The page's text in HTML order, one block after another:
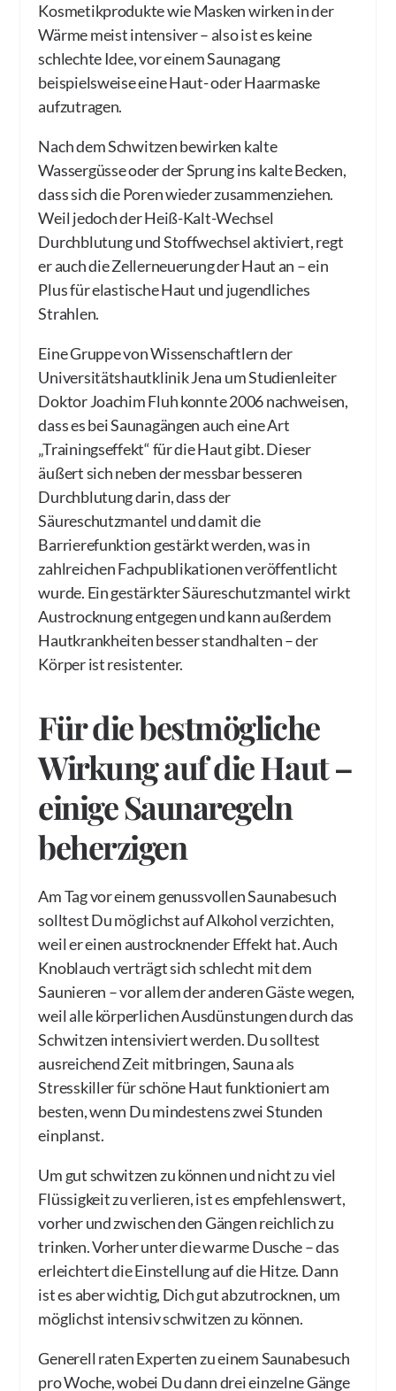
Kosmetikprodukte wie Masken wirken in der
Wärme meist intensiver – also ist es keine
schlechte Idee, vor einem Saunagang
beispielsweise eine Haut- oder Haarmaske
aufzutragen.
Nach dem Schwitzen bewirken kalte
Wassergüsse oder der Sprung ins kalte Becken,
dass sich die Poren wieder zusammenziehen.
Weil jedoch der Heiß-Kalt-Wechsel
Durchblutung und Stoffwechsel aktiviert, regt
er auch die Zellerneuerung der Haut an – ein
Plus für elastische Haut und jugendliches
Strahlen.
Eine Gruppe von Wissenschaftlern der
Universitätshautklinik Jena um Studienleiter
Doktor Joachim Fluh konnte 2006 nachweisen,
dass es bei Saunagängen auch eine Art
„Trainingseffekt“ für die Haut gibt. Dieser
äußert sich neben der messbar besseren
Durchblutung darin, dass der
Säureschutzmantel und damit die
Barrierefunktion gestärkt werden, was in
zahlreichen Fachpublikationen veröffentlicht
wurde. Ein gestärkter Säureschutzmantel wirkt
Austrocknung entgegen und kann außerdem
Hautkrankheiten besser standhalten – der
Körper ist resistenter.
Für die bestmögliche
Wirkung auf die Haut –
einige Saunaregeln
beherzigen
Am Tag vor einem genussvollen Saunabesuch
solltest Du möglichst auf Alkohol verzichten,
weil er einen austrocknender Effekt hat. Auch
Knoblauch verträgt sich schlecht mit dem
Saunieren – vor allem der anderen Gäste wegen,
weil alle körperlichen Ausdünstungen durch das
Schwitzen intensiviert werden. Du solltest
ausreichend Zeit mitbringen, Sauna als
Stresskiller für schöne Haut funktioniert am
besten, wenn Du mindestens zwei Stunden
einplanst.
Um gut schwitzen zu können und nicht zu viel
Flüssigkeit zu verlieren, ist es empfehlenswert,
vorher und zwischen den Gängen reichlich zu
trinken. Vorher unter die warme Dusche – das
erleichtert die Einstellung auf die Hitze. Dann
ist es aber wichtig, Dich gut abzutrocknen, um
möglichst intensiv schwitzen zu können.
Generell raten Experten zu einem Saunabesuch
pro Woche, wobei Du dann drei einzelne Gänge